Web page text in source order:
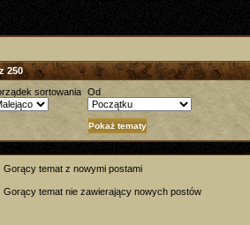
250
sortowania Od
Gorący temat z nowymi postami
Gorący temat nie zawierający nowych postów